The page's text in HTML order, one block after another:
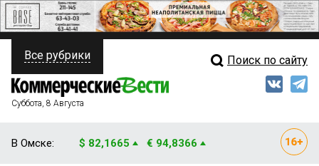
ПОЛИТИКА
ФИНАНСЫ
Свежий выпуск
Все рубрики Поиск по сайту
Суббота, 8 Августа
В Омске: $ 82,1665 € 94,8366